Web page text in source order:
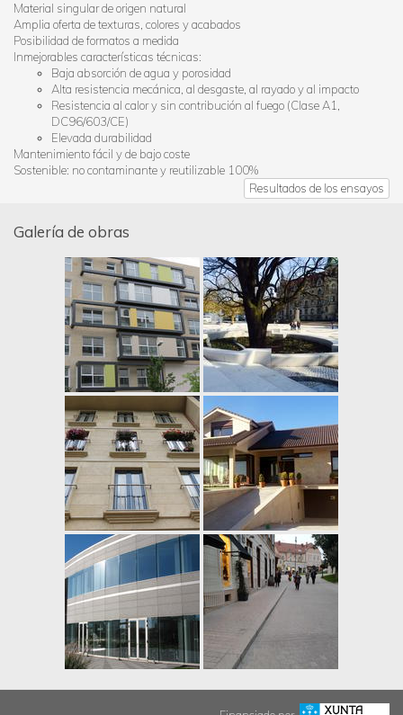
Material singular de origen natural
Amplia oferta de texturas, colores y acabados
Posibilidad de formatos a medida
Inmejorables características técnicas:
Baja absorción de agua y porosidad
Alta resistencia mecánica, al desgaste, al rayado y al impacto
Resistencia al calor y sin contribución al fuego (Clase A1,
DC96/603/CE)
Elevada durabilidad
Mantenimiento fácil y de bajo coste
Sostenible: no contaminante y reutilizable 100%
Resultados de los ensayos
Galería de obras